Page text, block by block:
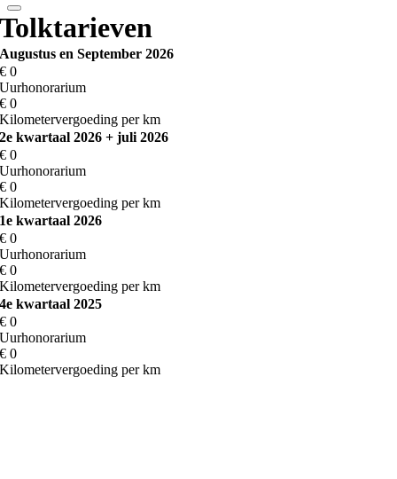
Tolktarieven
Augustus en September 2026
€0
Uurhonorarium
€0
Kilometervergoeding per km
2e kwartaal 2026 + juli 2026
€0
Uurhonorarium
€0
Kilometervergoeding per km
1e kwartaal 2026
€0
Uurhonorarium
€0
Kilometervergoeding per km
4e kwartaal 2025
€0
Uurhonorarium
€0
Kilometervergoeding per km